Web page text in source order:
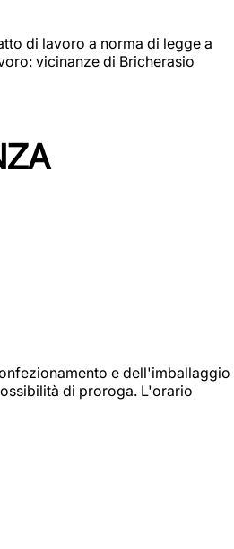
di lavoro a norma di legge a
vicinanze di Bricherasio
e dell'imballaggio
di proroga. L'orario